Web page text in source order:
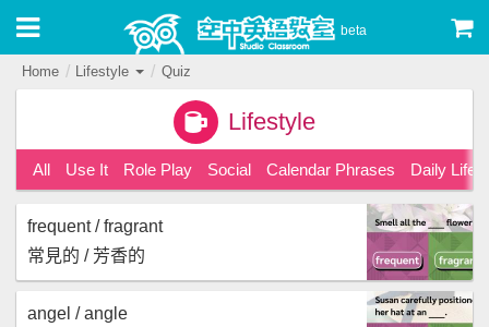
beta
Home Lifestyle Quiz
Lifestyle
All Use It Role Play Social Calendar Phrases Daily Life
frequent / fragrant
常見的 / 芳香的
angel / angle